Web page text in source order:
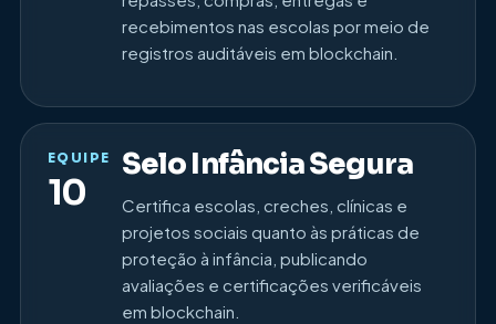
recebimentos nas escolas por meio de
registros auditáveis em blockchain.
EQUIPE
10
Selo Infância Segura
Certifica escolas, creches, clínicas e
projetos sociais quanto às práticas de
proteção à infância, publicando
avaliações e certificações verificáveis
em blockchain.